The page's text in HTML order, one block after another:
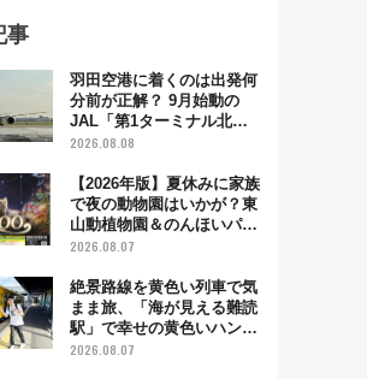
事
羽田空港に着くのは出発何
分前が正解？ 9月始動の
JAL「第1ターミナル北側
サテライト」は徒歩1キロ
点まとめ
2026.08.08
【2026年版】夏休みに家族
で夜の動物園はいかが？東
山動植物園＆のんほいパー
ク「ナイトZOO」開催情報
2026.08.07
絶景路線を黄色い列車で気
まま旅、「海が見える難読
駅」で幸せの黄色いハンカ
チに願いを 「新・鉄道ひ
2026.08.07